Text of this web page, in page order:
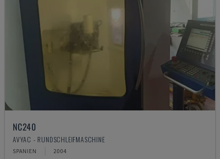
NC240
AVYAC - RUNDSCHLEIFMASCHINE
SPANIEN 2004